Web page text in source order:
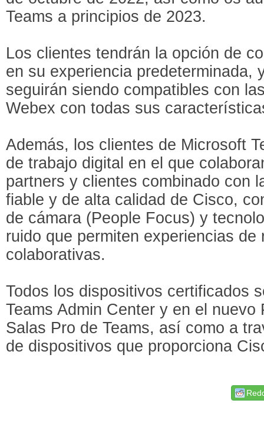
Teams a principios de 2023.
Los clientes tendrán la opción de
en su experiencia predeterminada,
seguirán siendo compatibles con
Webex con todas sus
Además, los clientes de Microsoft
de trabajo digital en el que
partners y clientes combinado con
fiable y de alta calidad de Cisco,
de cámara (People Focus) y
ruido que permiten experiencias
colaborativas.
Todos los dispositivos certificados
Teams Admin Center y en el nuevo
Salas Pro de Teams, así como a
de dispositivos que proporciona